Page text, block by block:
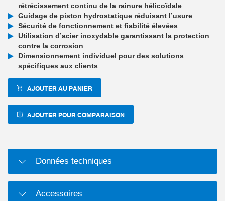
rétrécissement continu de la rainure hélicoïdale
Guidage de piston hydrostatique réduisant l’usure
Sécurité de fonctionnement et fiabilité élevées
Utilisation d’acier inoxydable garantissant la protection
contre la corrosion
Dimensionnement individuel pour des solutions
spécifiques aux clients
AJOUTER AU PANIER
AJOUTER POUR COMPARAISON
Données techniques
Accessoires